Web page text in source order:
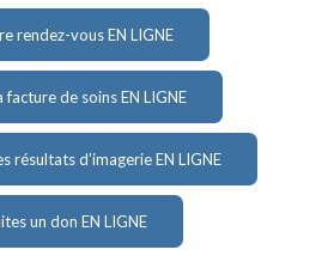
rendez-vous EN LIGNE
facture de soins EN LIGNE
résultats d’imagerie EN LIGNE
un don EN LIGNE